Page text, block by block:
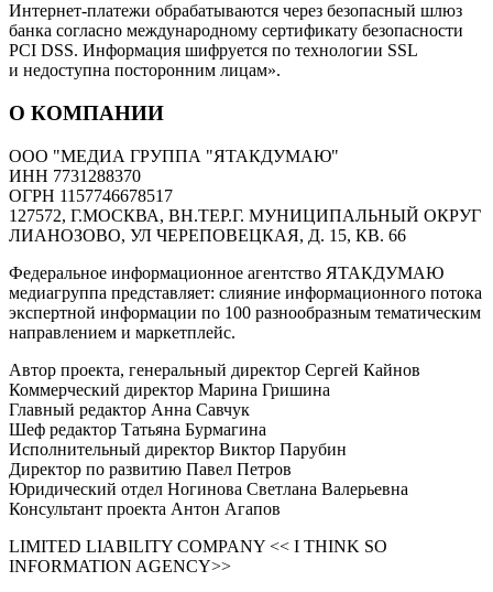
Интернет-платежи обрабатываются через безопасный шлюз
банка согласно международному сертификату безопасности
PCI DSS. Информация шифруется по технологии SSL
и недоступна посторонним лицам».
О КОМПАНИИ
ООО "МЕДИА ГРУППА "ЯТАКДУМАЮ"
ИНН 7731288370
ОГРН 1157746678517
127572, Г.МОСКВА, ВН.ТЕР.Г. МУНИЦИПАЛЬНЫЙ ОКРУГ
ЛИАНОЗОВО, УЛ ЧЕРЕПОВЕЦКАЯ, Д. 15, КВ. 66
Федеральное информационное агентство ЯТАКДУМАЮ
медиагруппа представляет: слияние информационного потока
экспертной информации по 100 разнообразным тематическим
направлением и маркетплейс.
Автор проекта, генеральный директор Сергей Кайнов
Коммерческий директор Марина Гришина
Главный редактор Анна Савчук
Шеф редактор Татьяна Бурмагина
Исполнительный директор Виктор Парубин
Директор по развитию Павел Петров
Юридический отдел Ногинова Светлана Валерьевна
Консультант проекта Антон Агапов
LIMITED LIABILITY COMPANY << I THINK SO
INFORMATION AGENCY>>